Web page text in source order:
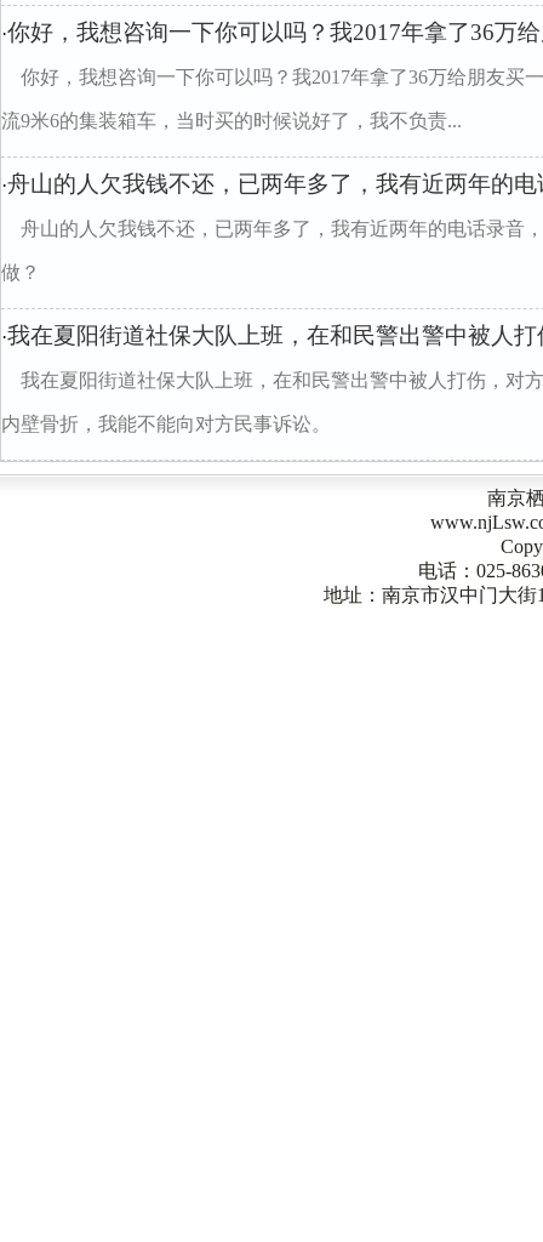
·你好，我想咨询一下你可以吗？我2017年拿了36万
你好，我想咨询一下你可以吗？我2017年拿了36万给朋友买
流9米6的集装箱车，当时买的时候说好了，我不负责...
·舟山的人欠我钱不还，已两年多了，我有近两年的
舟山的人欠我钱不还，已两年多了，我有近两年的电话录音
做？
·我在夏阳街道社保大队上班，在和民警出警中被人
我在夏阳街道社保大队上班，在和民警出警中被人打伤，对
内壁骨折，我能不能向对方民事诉讼。
南京
电话：025-
地址：南京市汉中门大